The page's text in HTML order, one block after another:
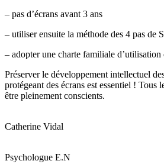
– pas d’écrans avant 3 ans
– utiliser ensuite la méthode des 4 pas de
– adopter une charte familiale d’utilisation
Préserver le développement intellectuel
protégeant des écrans est essentiel ! Tous
être pleinement conscients.
Catherine Vidal
Psychologue E.N